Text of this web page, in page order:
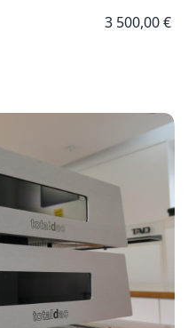
3 500,00 €